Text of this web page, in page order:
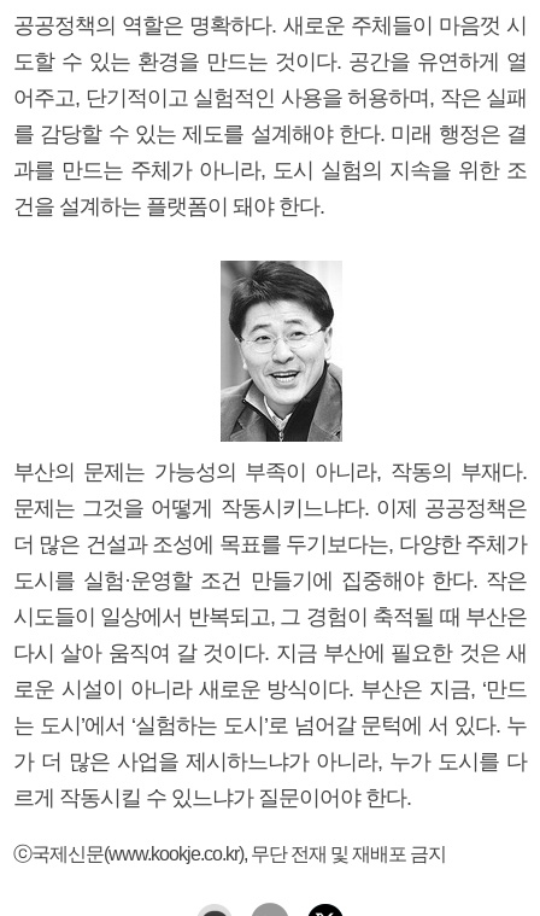
공공정책의 역할은 명확하다. 새로운 주체들이 마음껏 시
도할 수 있는 환경을 만드는 것이다. 공간을 유연하게 열
어주고, 단기적이고 실험적인 사용을 허용하며, 작은 실패
를 감당할 수 있는 제도를 설계해야 한다. 미래 행정은 결
과를 만드는 주체가 아니라, 도시 실험의 지속을 위한 조
건을 설계하는 플랫폼이 돼야 한다.
부산의 문제는 가능성의 부족이 아니라, 작동의 부재다.
문제는 그것을 어떻게 작동시키느냐다. 이제 공공정책은
더 많은 건설과 조성에 목표를 두기보다는, 다양한 주체가
도시를 실험·운영할 조건 만들기에 집중해야 한다. 작은
시도들이 일상에서 반복되고, 그 경험이 축적될 때 부산은
다시 살아 움직여 갈 것이다. 지금 부산에 필요한 것은 새
로운 시설이 아니라 새로운 방식이다. 부산은 지금, ‘만드
는 도시’에서 ‘실험하는 도시’로 넘어갈 문턱에 서 있다. 누
가 더 많은 사업을 제시하느냐가 아니라, 누가 도시를 다
르게 작동시킬 수 있느냐가 질문이어야 한다.
ⓒ국제신문(www.kookje.co.kr), 무단 전재 및 재배포 금지